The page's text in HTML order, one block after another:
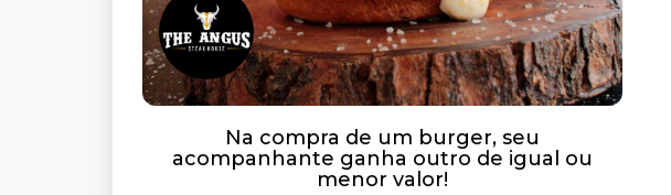
Na compra de um burger, seu
acompanhante ganha outro de igual ou
menor valor!